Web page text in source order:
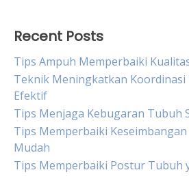
Recent Posts
Tips Ampuh Memperbaiki
Teknik Meningkatkan Koordinasi
Efektif
Tips Menjaga Kebugaran Tubuh
Tips Memperbaiki
Mudah
Tips Memperbaiki Postur Tubuh